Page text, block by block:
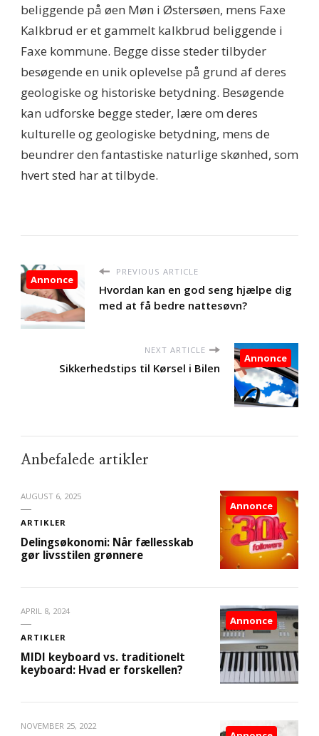
beliggende på øen Møn i Østersøen, mens Faxe
Kalkbrud er et gammelt kalkbrud beliggende i
Faxe kommune. Begge disse steder tilbyder
besøgende en unik oplevelse på grund af deres
geologiske og historiske betydning. Besøgende
kan udforske begge steder, lære om deres
kulturelle og geologiske betydning, mens de
beundrer den fantastiske naturlige skønhed, som
hvert sted har at tilbyde.
PREVIOUS ARTICLE
Hvordan kan en god seng hjælpe dig
med at få bedre nattesøvn?
Annonce
NEXT ARTICLE
Sikkerhedstips til Kørsel i Bilen
Annonce
Anbefalede artikler
AUGUST 6, 2025
ARTIKLER
Delingsøkonomi: Når fællesskab
gør livsstilen grønnere
Annonce
APRIL 8, 2024
ARTIKLER
MIDI keyboard vs. traditionelt
keyboard: Hvad er forskellen?
Annonce
NOVEMBER 25, 2022